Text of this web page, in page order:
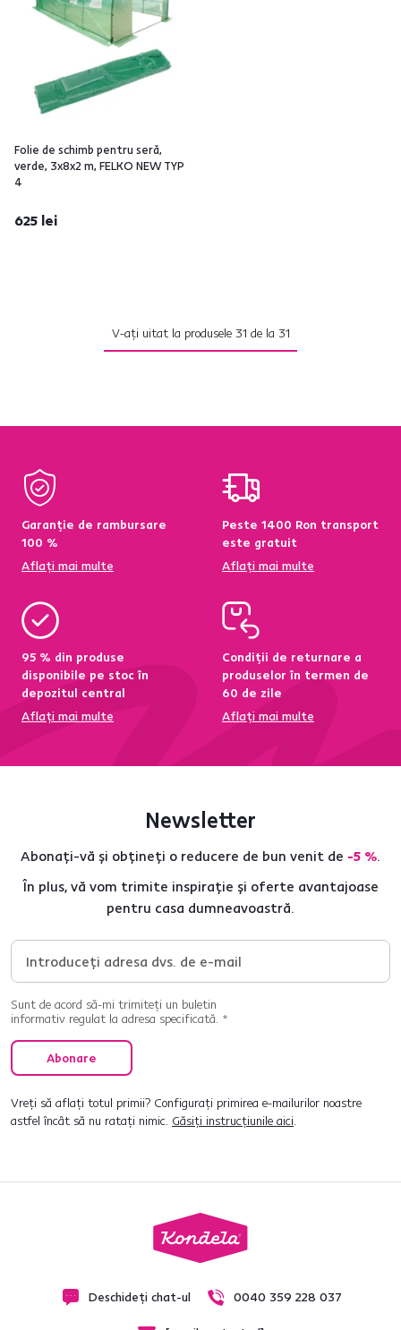
Folie de schimb pentru seră,
verde, 3x8x2 m, FELKO NEW TYP
4
625 lei
V-ați uitat la produsele 31 de la 31
Garanție de rambursare
100 %
Aflați mai multe
Peste 1400 Ron transport
este gratuit
Aflați mai multe
95 % din produse
disponibile pe stoc în
depozitul central
Aflați mai multe
Condiții de returnare a
produselor în termen de
60 de zile
Aflați mai multe
Newsletter
Abonați-vă și obțineți o reducere de bun venit de -5 %.
În plus, vă vom trimite inspirație și oferte avantajoase
pentru casa dumneavoastră.
Sunt de acord să-mi trimiteți un buletin
informativ regulat la adresa specificată. *
Abonare
Vreți să aflați totul primii? Configurați primirea e-mailurilor noastre
astfel încât să nu ratați nimic. Găsiți instrucțiunile aici.
Deschideți chat-ul 0040 359 228 037